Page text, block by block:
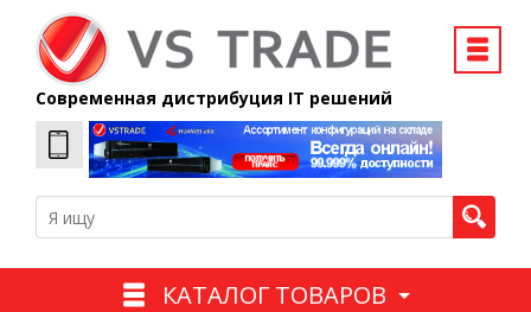
Современная дистрибуция IT решений
КАТАЛОГ ТОВАРОВ